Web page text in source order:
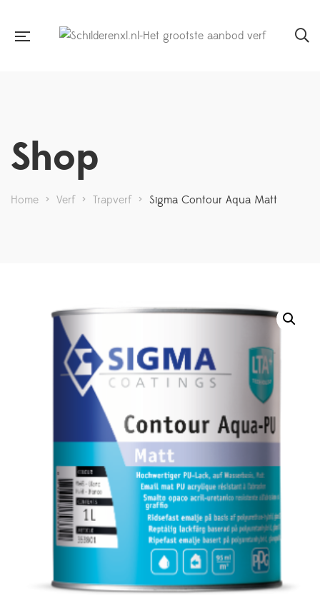
Shop
Home > Verf > Trapverf > Sigma Contour Aqua Matt